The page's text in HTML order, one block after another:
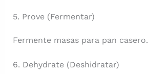
5. Prove (Fermentar)
Fermente masas para pan casero.
6. Dehydrate (Deshidratar)